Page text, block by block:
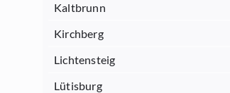
Kaltbrunn
Kirchberg
Lichtensteig
Lütisburg